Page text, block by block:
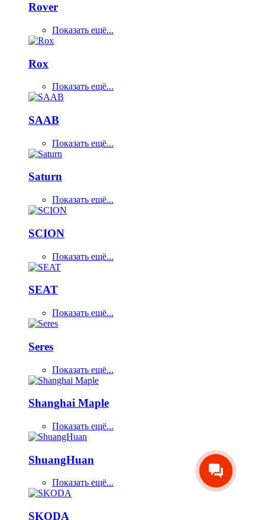
Rover
Показать ещё...
Rox
Показать ещё...
SAAB
Показать ещё...
Saturn
Показать ещё...
SCION
Показать ещё...
SEAT
Показать ещё...
Seres
Показать ещё...
Shanghai Maple
Показать ещё...
ShuangHuan
Показать ещё...
SKODA